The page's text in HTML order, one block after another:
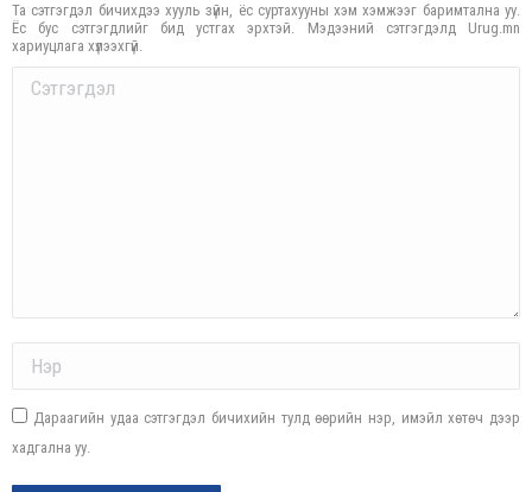
Та сэтгэгдэл бичихдээ хууль зүйн, ёс суртахууны хэм хэмжээг баримтална уу.
Ёс бус сэтгэгдлийг бид устгах эрхтэй. Мэдээний сэтгэгдэлд Urug.mn
хариуцлага хүлээхгүй.
Comment
Дараагийн удаа сэтгэгдэл бичихийн тулд өөрийн нэр, имэйл хөтөч дээр
хадгална уу.